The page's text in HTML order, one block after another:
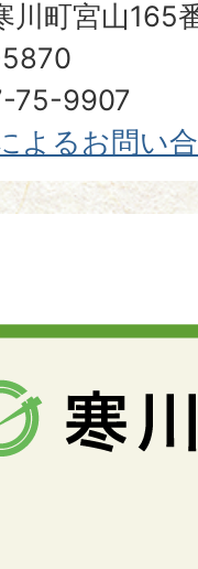
川町宮山165
75-9907
よるお問い